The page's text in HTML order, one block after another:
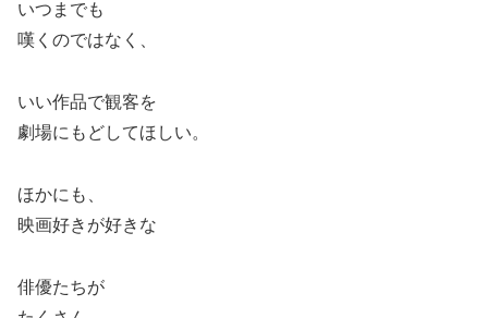
いつまでも
嘆くのではなく、
いい作品で観客を
劇場にもどしてほしい。
ほかにも、
映画好きが好きな
俳優たちが